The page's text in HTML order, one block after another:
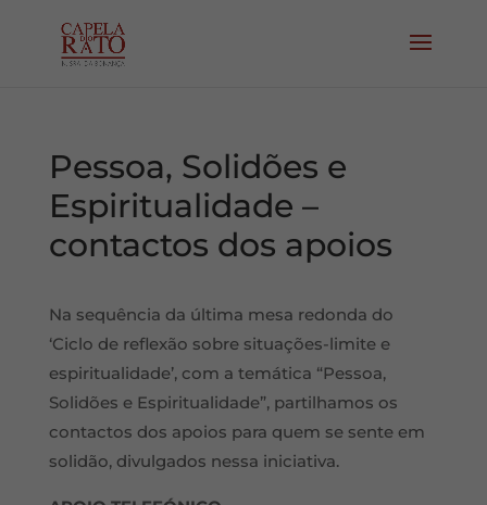
Pessoa, Solidões e
Espiritualidade –
contactos dos apoios
Na sequência da última mesa redonda do
‘Ciclo de reflexão sobre situações-limite e
espiritualidade’, com a temática “Pessoa,
Solidões e Espiritualidade”, partilhamos os
contactos dos apoios para quem se sente em
solidão, divulgados nessa iniciativa.